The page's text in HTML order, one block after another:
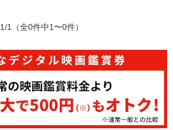
1/1 （全0件中1〜0件）